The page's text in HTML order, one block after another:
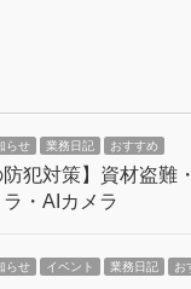
らせ 業務日記 おすすめ
防犯対策】資材盗難
・AIカメラ
らせ イベント 業務日記
お